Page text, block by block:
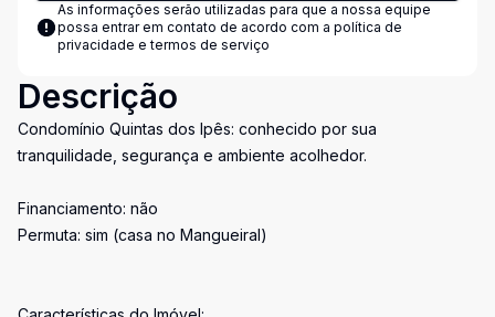
As informações serão utilizadas para que a nossa equipe
possa entrar em contato de acordo com a política de
privacidade e termos de serviço
Descrição
Condomínio Quintas dos Ipês: conhecido por sua
tranquilidade, segurança e ambiente acolhedor.
Financiamento: não
Permuta: sim (casa no Mangueiral)